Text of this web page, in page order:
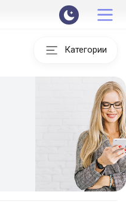
Категории